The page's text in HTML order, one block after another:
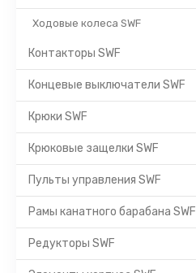
Ходовые колеса SWF
Контакторы SWF
Концевые выключатели SWF
Крюки SWF
Крюковые защелки SWF
Пульты управления SWF
Рамы канатного барабана SWF
Редукторы SWF